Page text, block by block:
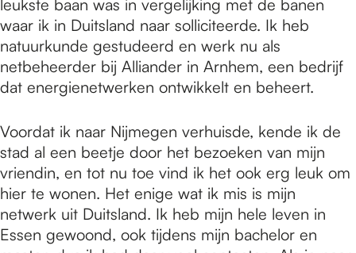
leukste baan was in vergelijking met de banen
waar ik in Duitsland naar solliciteerde. Ik heb
natuurkunde gestudeerd en werk nu als
netbeheerder bij Alliander in Arnhem, een bedrijf
dat energienetwerken ontwikkelt en beheert.
Voordat ik naar Nijmegen verhuisde, kende ik de
stad al een beetje door het bezoeken van mijn
vriendin, en tot nu toe vind ik het ook erg leuk om
hier te wonen. Het enige wat ik mis is mijn
netwerk uit Duitsland. Ik heb mijn hele leven in
Essen gewoond, ook tijdens mijn bachelor en